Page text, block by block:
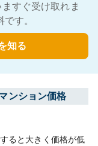
すぐ受け取れま
す。
知る
ンション価格
ると大きく価格が低